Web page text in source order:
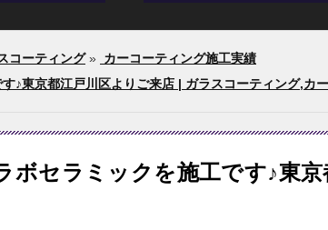
コーティング» カーコーティング施工実績
♪東京都江戸川区よりご来店 | ガラスコーティング,カ
ボセラミックを施工です♪東京